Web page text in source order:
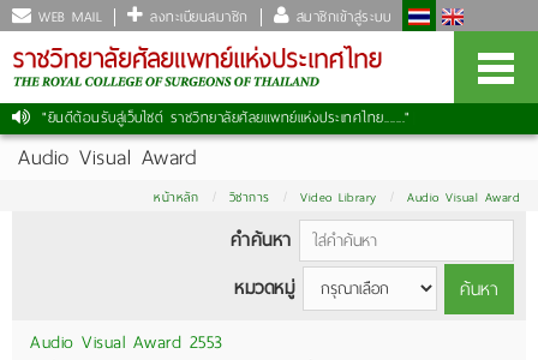
WEB MAIL ลงทะเบียนสมาชิก สมาชิกเข้าสู่ระบบ
"ยินดีต้อนรับสู่เว็บไซต์ ราชวิทยาลัยศัลยแพทย์แห่งประเทศไทย......."
Audio Visual Award
หน้าหลัก วิชาการ Video Library Audio Visual Award
คำค้นหา
หมวดหมู่
ค้นหา
Audio Visual Award 2553